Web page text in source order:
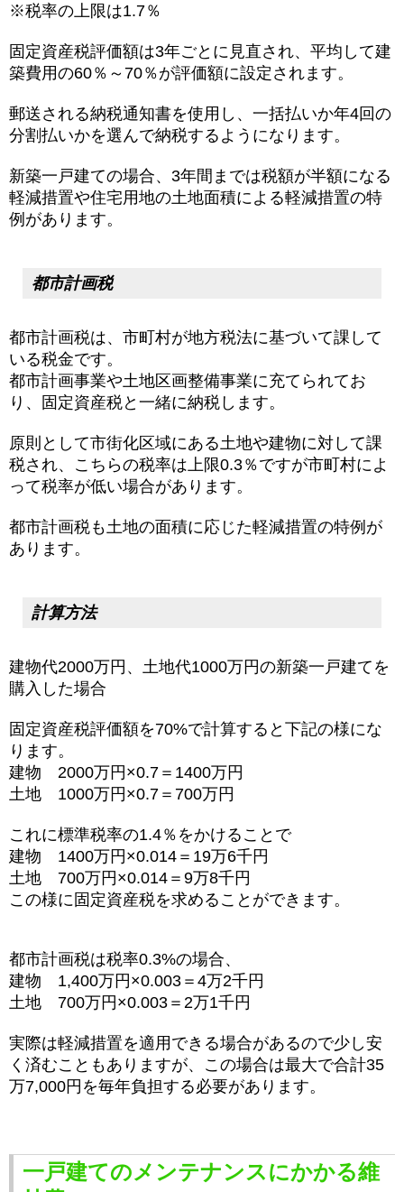
※税率の上限は1.7％
固定資産税評価額は3年ごとに見直され、平均して建
築費用の60％～70％が評価額に設定されます。
郵送される納税通知書を使用し、一括払いか年4回の
分割払いかを選んで納税するようになります。
新築一戸建ての場合、3年間までは税額が半額になる
軽減措置や住宅用地の土地面積による軽減措置の特
例があります。
都市計画税
都市計画税は、市町村が地方税法に基づいて課して
いる税金です。
都市計画事業や土地区画整備事業に充てられてお
り、固定資産税と一緒に納税します。
原則として市街化区域にある土地や建物に対して課
税され、こちらの税率は上限0.3％ですが市町村によ
って税率が低い場合があります。
都市計画税も土地の面積に応じた軽減措置の特例が
あります。
計算方法
建物代2000万円、土地代1000万円の新築一戸建てを
購入した場合
固定資産税評価額を70%で計算すると下記の様にな
ります。
建物 2000万円×0.7＝1400万円
土地 1000万円×0.7＝700万円
これに標準税率の1.4％をかけることで
建物 1400万円×0.014＝19万6千円
土地 700万円×0.014＝9万8千円
この様に固定資産税を求めることができます。
都市計画税は税率0.3%の場合、
建物 1,400万円×0.003＝4万2千円
土地 700万円×0.003＝2万1千円
実際は軽減措置を適用できる場合があるので少し安
く済むこともありますが、この場合は最大で合計35
万7,000円を毎年負担する必要があります。
一戸建てのメンテナンスにかかる維